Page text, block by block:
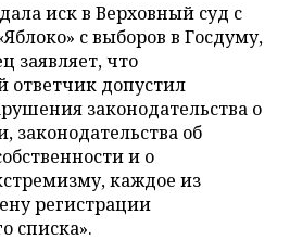
иск в Верховный суд с
с выборов в Госдуму,
заявляет, что
ответчик допустил
законодательства о
законодательства об
и о
каждое из
регистрации
списка».